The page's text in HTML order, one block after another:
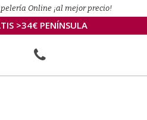
Online ¡al mejor precio!
>34€ PENÍNSULA